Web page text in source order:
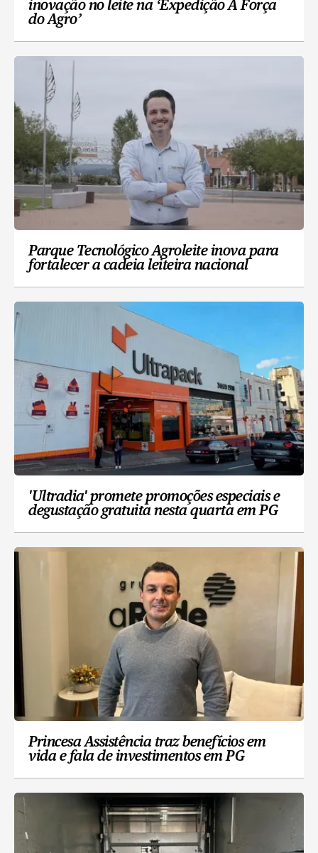
inovação no leite na ‘Expedição A Força
do Agro’
Parque Tecnológico Agroleite inova para
fortalecer a cadeia leiteira nacional
'Ultradia' promete promoções especiais e
degustação gratuita nesta quarta em PG
Princesa Assistência traz benefícios em
vida e fala de investimentos em PG